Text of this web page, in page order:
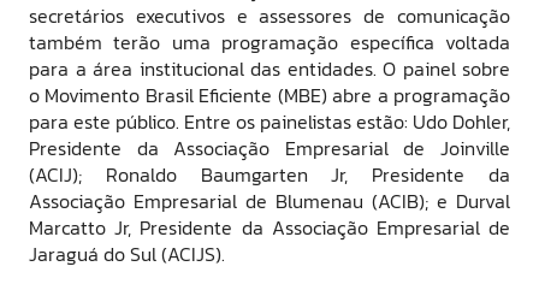
secretários executivos e assessores de comunicação
também terão uma programação específica voltada
para a área institucional das entidades. O painel sobre
o Movimento Brasil Eficiente (MBE) abre a programação
para este público. Entre os painelistas estão: Udo Dohler,
Presidente da Associação Empresarial de Joinville
(ACIJ); Ronaldo Baumgarten Jr, Presidente da
Associação Empresarial de Blumenau (ACIB); e Durval
Marcatto Jr, Presidente da Associação Empresarial de
Jaraguá do Sul (ACIJS).